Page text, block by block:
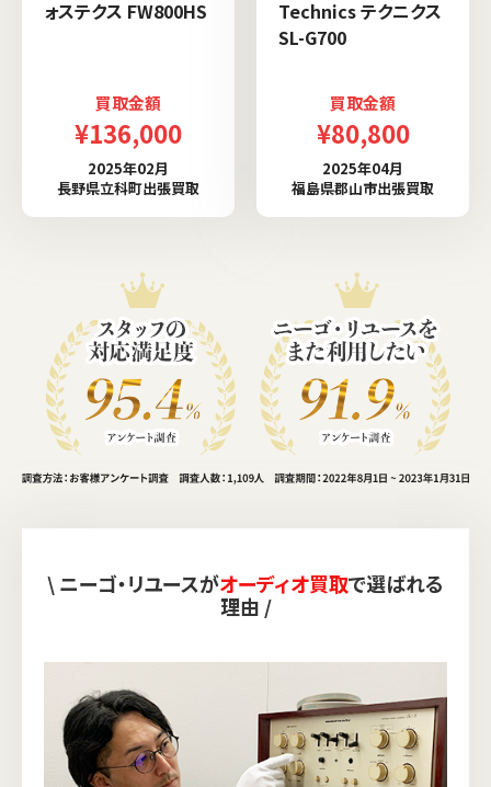
ォステクス FW800HS
買取金額
¥136,000
2025年02月
長野県立科町出張買取
Technics テクニクス
SL-G700
買取金額
¥80,800
2025年04月
福島県郡山市出張買取
\ ニーゴ・リユースがオーディオ買取で選ばれる
理由 /